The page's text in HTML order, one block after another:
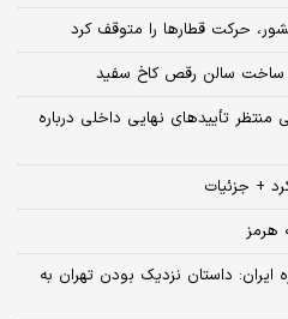
حرکت قطارها را متوقف کرد
ساخت سالن رقص کاخ سفید
منتظر تأییدهای نهایی داخلی درباره
+ جزئیات
هرمز
ایران: داستان نزدیک بودن تهران به